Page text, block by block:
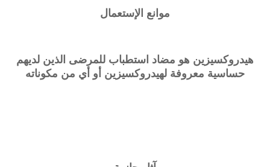
موانع الإستعمال
هيدروكسيزين هو مضاد استطباب للمرضى الذين لديهم
حساسية معروفة لهيدروكسيزين أو أي من مكوناته